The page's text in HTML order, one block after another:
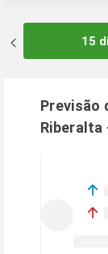
15
Previsão
Riberalta